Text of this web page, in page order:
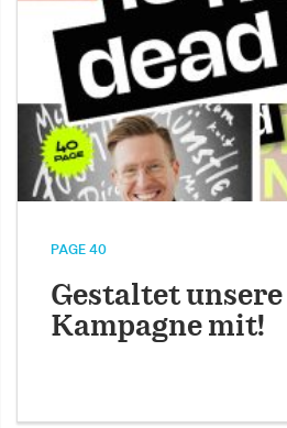
PAGE 40
Gestaltet
Kampagne mit!